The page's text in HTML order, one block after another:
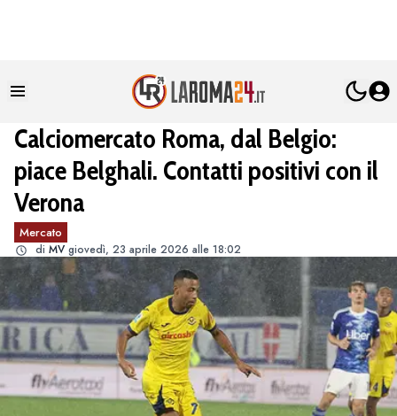
Calciomercato Roma, dal Belgio:
piace Belghali. Contatti positivi con il
Verona
Mercato
di MV giovedì, 23 aprile 2026 alle 18:02